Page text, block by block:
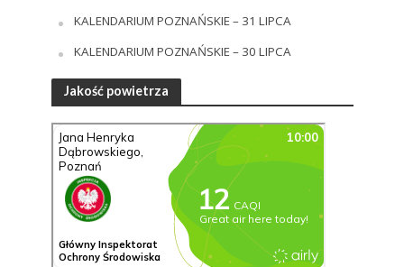
KALENDARIUM POZNAŃSKIE – 31 LIPCA
KALENDARIUM POZNAŃSKIE – 30 LIPCA
Jakość powietrza